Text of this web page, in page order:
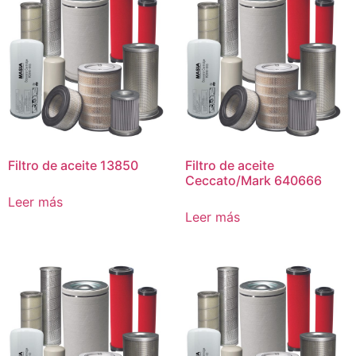
Filtro de aceite 13850
Leer más
Filtro de aceite
Ceccato/Mark 640666
Leer más